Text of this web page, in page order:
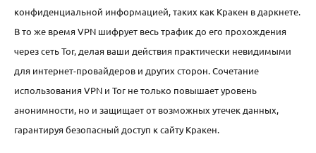
конфиденциальной информацией, таких как Кракен в даркнете.
В то же время VPN шифрует весь трафик до его прохождения
через сеть Tor, делая ваши действия практически невидимыми
для интернет-провайдеров и других сторон. Сочетание
использования VPN и Tor не только повышает уровень
анонимности, но и защищает от возможных утечек данных,
гарантируя безопасный доступ к сайту Кракен.